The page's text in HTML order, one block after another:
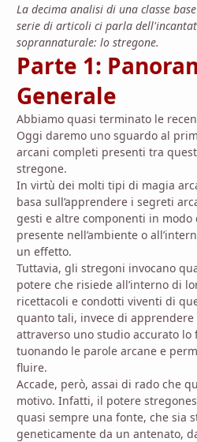
La decima analisi di una classe
serie di articoli ci parla
soprannaturale: lo stregone.
Parte 1:
Generale
Abbiamo quasi terminato le
Oggi daremo uno sguardo al
arcani completi presenti tra
stregone.
In virtù dei molti tipi di magia
basa sull’apprendere i segreti
gesti e altre componenti in modo
presente nell’ambiente o
un effetto.
Tuttavia, gli stregoni invocano
potere che risiede all’interno di
ricettacoli e condotti viventi di
quanto tali, invece di
attraverso uno studio accurato
tuonando le parole arcane e
fluire.
Accade, però, assai di rado che
motivo. Infatti, il potere
quasi sempre una fonte, che sia
geneticamente da un antenato,